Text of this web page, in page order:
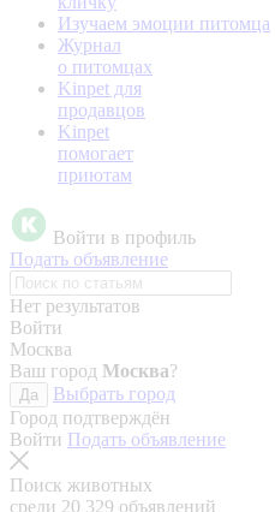
Изучаем эмоции питомца
Журнал
о питомцах
Kinpet для
продавцов
Kinpet
помогает
приютам
Войти в профиль
Подать объявление
Нет результатов
Войти
Москва
Ваш город Москва?
Да
Выбрать город
Город подтверждён
Войти Подать объявление
Поиск животных
среди 20 329 объявлений